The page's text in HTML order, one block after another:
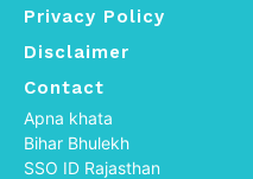
Privacy Policy
Disclaimer
Contact
Apna khata
Bihar Bhulekh
SSO ID Rajasthan